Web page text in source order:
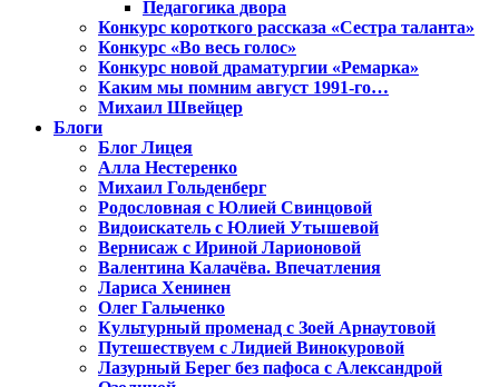
Педагогика двора
Конкурс короткого рассказа «Сестра таланта»
Конкурс «Во весь голос»
Конкурс новой драматургии «Ремарка»
Каким мы помним август 1991-го…
Михаил Швейцер
Блоги
Блог Лицея
Алла Нестеренко
Михаил Гольденберг
Родословная с Юлией Свинцовой
Видоискатель с Юлией Утышевой
Вернисаж с Ириной Ларионовой
Валентина Калачёва. Впечатления
Лариса Хенинен
Олег Гальченко
Культурный променад с Зоей Арнаутовой
Путешествуем с Лидией Винокуровой
Лазурный Берег без пафоса с Александрой